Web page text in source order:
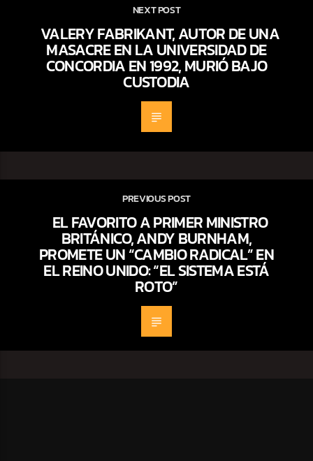
NEXT POST
VALERY FABRIKANT, AUTOR DE UNA
MASACRE EN LA UNIVERSIDAD DE
CONCORDIA EN 1992, MURIÓ BAJO
CUSTODIA
PREVIOUS POST
EL FAVORITO A PRIMER MINISTRO
BRITÁNICO, ANDY BURNHAM,
PROMETE UN “CAMBIO RADICAL” EN
EL REINO UNIDO: “EL SISTEMA ESTÁ
ROTO”